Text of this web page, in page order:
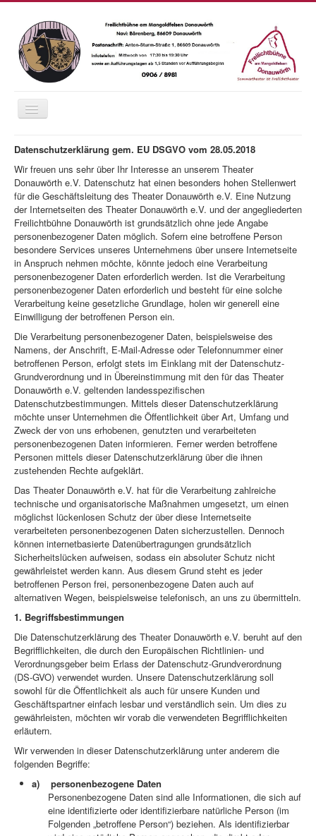
Navigation
an/aus
Home
Saison 2026
Das Wetter
Karten
Essen und Trinken
Anfahrt
Fotos
Chronik
Theater Donauwörth e.V.
Spenden
Datenschutzerklärung gem. EU DSGVO vom 28.05.2018
Wir freuen uns sehr über Ihr Interesse an unserem Theater
Donauwörth e.V. Datenschutz hat einen besonders hohen Stellenwert
für die Geschäftsleitung des Theater Donauwörth e.V. Eine Nutzung
der Internetseiten des Theater Donauwörth e.V. und der angegliederten
Freilichtbühne Donauwörth ist grundsätzlich ohne jede Angabe
personenbezogener Daten möglich. Sofern eine betroffene Person
besondere Services unseres Unternehmens über unsere Internetseite
in Anspruch nehmen möchte, könnte jedoch eine Verarbeitung
personenbezogener Daten erforderlich werden. Ist die Verarbeitung
personenbezogener Daten erforderlich und besteht für eine solche
Verarbeitung keine gesetzliche Grundlage, holen wir generell eine
Einwilligung der betroffenen Person ein.
Die Verarbeitung personenbezogener Daten, beispielsweise des
Namens, der Anschrift, E-Mail-Adresse oder Telefonnummer einer
betroffenen Person, erfolgt stets im Einklang mit der Datenschutz-
Grundverordnung und in Übereinstimmung mit den für das Theater
Donauwörth e.V. geltenden landesspezifischen
Datenschutzbestimmungen. Mittels dieser Datenschutzerklärung
möchte unser Unternehmen die Öffentlichkeit über Art, Umfang und
Zweck der von uns erhobenen, genutzten und verarbeiteten
personenbezogenen Daten informieren. Ferner werden betroffene
Personen mittels dieser Datenschutzerklärung über die ihnen
zustehenden Rechte aufgeklärt.
Das Theater Donauwörth e.V. hat für die Verarbeitung zahlreiche
technische und organisatorische Maßnahmen umgesetzt, um einen
möglichst lückenlosen Schutz der über diese Internetseite
verarbeiteten personenbezogenen Daten sicherzustellen. Dennoch
können internetbasierte Datenübertragungen grundsätzlich
Sicherheitslücken aufweisen, sodass ein absoluter Schutz nicht
gewährleistet werden kann. Aus diesem Grund steht es jeder
betroffenen Person frei, personenbezogene Daten auch auf
alternativen Wegen, beispielsweise telefonisch, an uns zu übermitteln.
1. Begriffsbestimmungen
Die Datenschutzerklärung des Theater Donauwörth e.V. beruht auf den
Begrifflichkeiten, die durch den Europäischen Richtlinien- und
Verordnungsgeber beim Erlass der Datenschutz-Grundverordnung
(DS-GVO) verwendet wurden. Unsere Datenschutzerklärung soll
sowohl für die Öffentlichkeit als auch für unsere Kunden und
Geschäftspartner einfach lesbar und verständlich sein. Um dies zu
gewährleisten, möchten wir vorab die verwendeten Begrifflichkeiten
erläutern.
Wir verwenden in dieser Datenschutzerklärung unter anderem die
folgenden Begriffe:
a) personenbezogene Daten
Personenbezogene Daten sind alle Informationen, die sich auf
eine identifizierte oder identifizierbare natürliche Person (im
Folgenden „betroffene Person“) beziehen. Als identifizierbar